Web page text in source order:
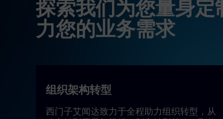
探索我们为您量身定
力您的业务需求
组织架构转型
西门子艾闻达致力于全程助力组织转型，从